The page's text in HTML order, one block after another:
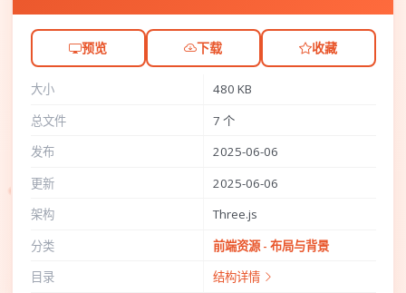
预览 下载 收藏
大小
480 KB
总文件
7 个
发布
2025-06-06
更新
2025-06-06
架构
Three.js
分类
前端资源 - 布局与背景
目录
结构详情